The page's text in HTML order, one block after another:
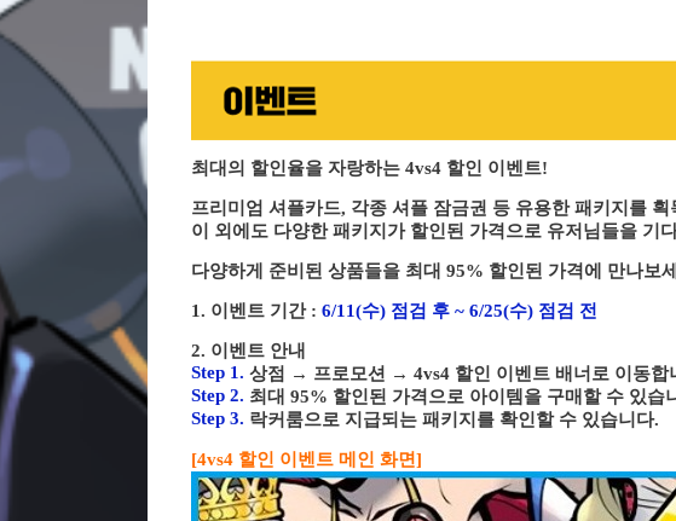
최대의 할인율을 자랑하는 4vs4 할인 이벤트!
프리미엄 셔플카드, 각종 셔플 잠금권 등 유용한 패키지를
이 외에도 다양한 패키지가 할인된 가격으로 유저님들을 기
다양하게 준비된 상품들을 최대 95% 할인된 가격에 만나보
1. 이벤트 기간 : 6/11(수) 점검 후 ~ 6/25(수) 점검 전
2. 이벤트 안내
Step 1. 상점 → 프로모션 → 4vs4 할인 이벤트 배너로 이동합
Step 2. 최대 95% 할인된 가격으로 아이템을 구매할 수 있습
Step 3. 락커룸으로 지급되는 패키지를 확인할 수 있습니다.
[4vs4 할인 이벤트 메인 화면]